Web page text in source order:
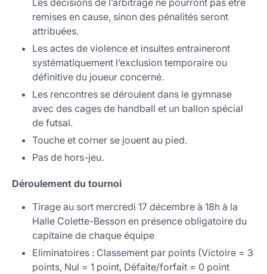
Les décisions de l’arbitrage ne pourront pas être
remises en cause, sinon des pénalités seront
attribuées.
Les actes de violence et insultes entraineront
systématiquement l’exclusion temporaire ou
définitive du joueur concerné.
Les rencontres se déroulent dans le gymnase
avec des cages de handball et un ballon spécial
de futsal.
Touche et corner se jouent au pied.
Pas de hors-jeu.
Déroulement du tournoi
Tirage au sort mercredi 17 décembre à 18h à la
Halle Colette-Besson en présence obligatoire du
capitaine de chaque équipe
Eliminatoires : Classement par points (Victoire = 3
points, Nul = 1 point, Défaite/forfait = 0 point